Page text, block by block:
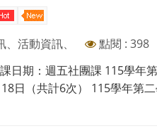
活動資訊、
點閱 : 398
日期：週五社團課 115學年
日（共計6次） 115學年第